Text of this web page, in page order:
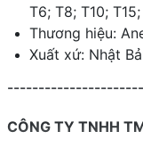
T6; T8; T10;
Thương hiệu:
Xuất xứ: Nhật
CÔNG TY TNHH